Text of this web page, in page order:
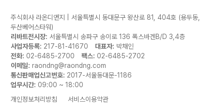
주식회사 라온디앤지 | 서울특별시 동대문구 왕산로 81, 404호 (용두동,
두산베어스타워)
리바트전시장: 서울특별시 송파구 송이로 136 폭스바겐B/D 3,4층
사업자등록: 217-81-41670 대표자: 박채인
전화: 02-6485-2700 팩스: 02-6485-2702
이메일: raondng@raondng.com
통신판매업신고번호: 2017-서울동대문-1186
업무시간: 09:00 ~ 18:00
개인정보처리방침
서비스이용약관